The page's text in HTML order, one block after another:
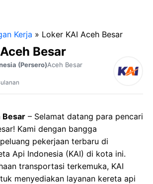
Kerja » Loker KAI Aceh Besar
Besar
(Persero)Aceh Besar
Besar – Selamat datang para pencari
Kami dengan bangga
pekerjaan terbaru di
Api Indonesia (KAI) di kota ini.
transportasi terkemuka, KAI
menyediakan layanan kereta api